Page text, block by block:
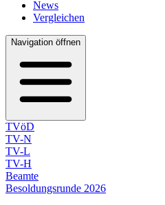
News
Vergleichen
Navigation öffnen
TVöD
TV-N
TV-L
TV-H
Beamte
Besoldungsrunde 2026